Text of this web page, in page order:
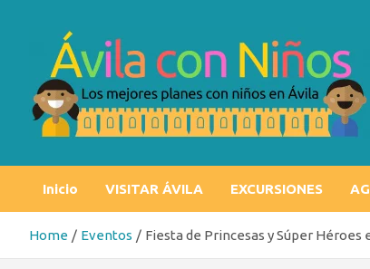
Inicio VISITAR ÁVILA EXCURSIONES
Home Eventos Fiesta de Princesas y Súper Héroes